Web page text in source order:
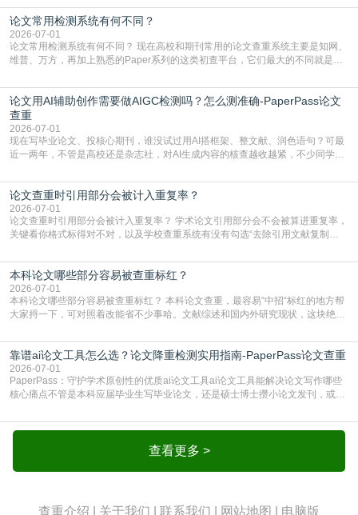
但很多人忽略了，AI生成的内容天生带有重复风险——训练AI的数据集本身就包
含大量已公开的学术内容、网络原创内容，AI输出内容时很容易无意识拼接出重
复片
论文常用检测系统有何不同？
2026-07-01
论文常用检测系统有何不同？ 现在高校和期刊常用的论文查重系统主要是知网、
维普、万方，再加上熟悉的Paper系列的这类初查平台，它们最大的不同就是数
查数值误导。知网（CNKI）是学校定稿检测的绝对主流。本科用PMLC，含大学
生联合比对库，能比历届学长论文，硕博用VIP/TMLC，含学术论文联合比对
库，期刊投稿用AMLMC/SML
论文用AI辅助创作需要做AIGC检测吗？怎么测准确-PaperPass论文
查重
2026-07-01
现在写毕业论文、投核心期刊，谁没试过用AI搭框架、整文献、润色语句？可最
近一两年，不管是高校还是杂志社，对AI生成内容的核查越收越紧，不少同学投
真的太亏。提前做AIGC检测，已经成了很多过来人交稿前必做的一步。为什么
AIGC检测成了论文答辩投稿前的必备项？可能还有不少人觉得，我就用AI搭了个
框架，内容都是自己写的，至于做AIG
论文查重时引用部分会被计入重复率？
2026-07-01
论文查重时引用部分会被计入重复率？ 学术论文引用部分会不会被算进重复率，
关键看你格式标得对不对，以及学校查重系统有没有勾选“去除引用文献复制
独占一行，每条文献用[1][2]方括号编号、与正文一一对应，著录项符合GB/T
7714（作者、题名、刊名、年、卷期、页码齐全，标点用半角）；查重系统识别
成功后通常把这段标为引用，
本科论文哪些部分容易被查重标红？
2026-07-01
本科论文哪些部分容易被查重标红？ 本科论文查重，最容易“中招“标红的地方帮
大家捋一下，可对照着改能省不少事哈。文献综述和国内外研究现状，这块绝对
乎一模一样的话，你要是直接复制百度百科、教材或别人写好的综述段落，系统
一抓一个准，整段飘红。研究背景、意义和方法描述也是不可避免，比如“本文采
用问卷调查法““运用SPSS软件进行数据分
靠谱ai论文工具怎么选？论文降重检测实用指南-PaperPass论文查重
2026-07-01
PaperPass：守护学术原创性的优质ai论文工具ai论文工具能解决论文写作哪些
核心痛点不管是本科应届毕业生写毕业论文，还是硕士博士攒小论文发刊，或是
自己逐句读逐句改，熬好几个大夜不说，还经常改不到点上，交上去才发现重复
率超标，再返工太折腾。现在有了成熟的ai论文工具，这些痛点基本都能高效解
决。靠谱的ai论文工具，不止能帮你梳查看更多 >
查重介绍 关于我们 联系我们 网站地图 电脑版